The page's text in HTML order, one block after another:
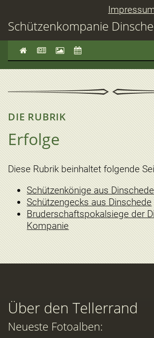
Schützenkompanie
DIE RUBRIK
Erfolge
Diese Rubrik beinhaltet folgende
Schützenkönige aus Dinschede
Schützengecks aus Dinschede
Bruderschaftspokalsiege der
Kompanie
Über den Tellerrand
Neueste Fotoalben: